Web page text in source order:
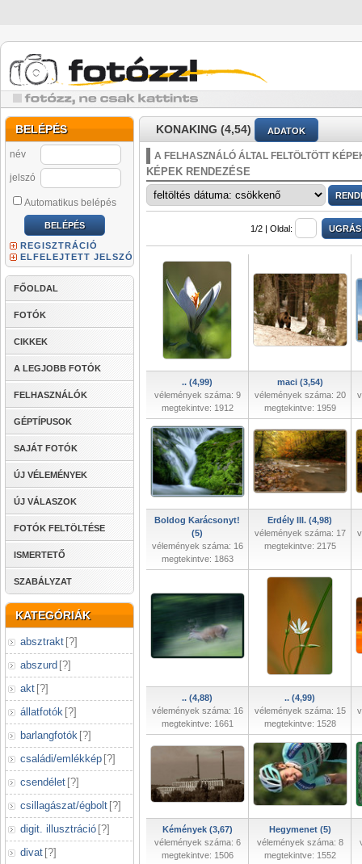
BELÉPÉS
név
jelszó
Automatikus belépés
REGISZTRÁCIÓ
ELFELEJTETT JELSZÓ
FŐOLDAL
FOTÓK
CIKKEK
A LEGJOBB FOTÓK
FELHASZNÁLÓK
GÉPTÍPUSOK
SAJÁT FOTÓK
ÚJ VÉLEMÉNYEK
ÚJ VÁLASZOK
FOTÓK FELTÖLTÉSE
ISMERTETŐ
SZABÁLYZAT
KATEGÓRIÁK
absztrakt [?]
abszurd [?]
akt [?]
állatfotók [?]
barlangfotók [?]
családi/emlékkép [?]
csendélet [?]
csillagászat/égbolt [?]
digit. illusztráció [?]
divat [?]
KONAKING (4,54) ADATOK
A FELHASZNÁLÓ ÁLTAL FELTÖLTÖTT
KÉPEK RENDEZÉSE
1/2 | Oldal:
.. (4,99)
vélemények száma: 9
megtekintve: 1912
maci (3,54)
vélemények száma: 20
megtekintve: 1959
Boldog Karácsonyt!
(5)
vélemények száma: 16
megtekintve: 1863
Erdély III. (4,98)
vélemények száma: 17
megtekintve: 2175
.. (4,88)
vélemények száma: 16
megtekintve: 1661
.. (4,99)
vélemények száma: 15
megtekintve: 1528
Kémények (3,67)
vélemények száma: 6
megtekintve: 1506
Hegymenet (5)
vélemények száma: 8
megtekintve: 1552